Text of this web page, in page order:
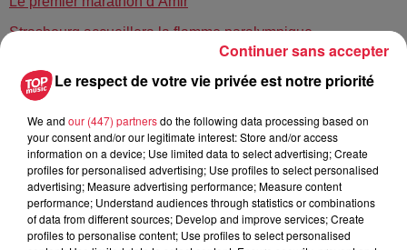
Strasbourg accueillera la flamme paralympique
Publié : 14 novembre 2023 à 10h31 - Modifié : 14 novembre
2023 à 15h14 Celine Rinckel
A lire aussi
Le respect de votre vie privée est notre priorité
We and our (447) partnersdo the following data processing based on
your consent and/or our legitimate interest: Store and/or access
information on a device; Use limited data to select advertising; Create
profiles for personalised advertising; Use profiles to select personalised
advertising; Measure advertising performance; Measure content
performance; Understand audiences through statistics or combinations
of data from different sources; Develop and improve services; Create
profiles to personalise content; Use profiles to select personalised
Continuer sans accepter